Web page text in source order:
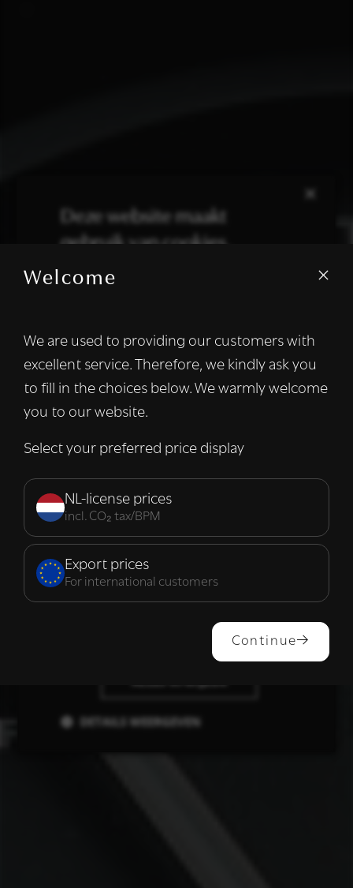
Welcome
We are used to providing our customers with
excellent service. Therefore, we kindly ask you
to fill in the choices below. We warmly welcome
you to our website.
Select your preferred price display
NL-license prices
incl. CO₂ tax/BPM
Export prices
For international customers
Continue
×
Deze website maakt
gebruik van cookies.
We gebruiken cookies om inhoud en
informatie over uw gebruik van onze site
met onze advertentie- en analysepartners,
die deze kunnen combineren met andere
informatie die u aan hen heeft verstrekt of
van hun diensten. Lees verder
Strikt
noodzakelijk
Prestatie Targeting
ALLES ACCEPTEREN
DETAILS WEERGEVEN